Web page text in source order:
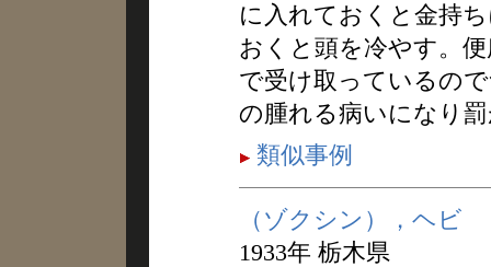
に入れておくと金持
おくと頭を冷やす。
で受け取っているの
の腫れる病いになり
類似事例
（ゾクシン），ヘビ
1933年 栃木県